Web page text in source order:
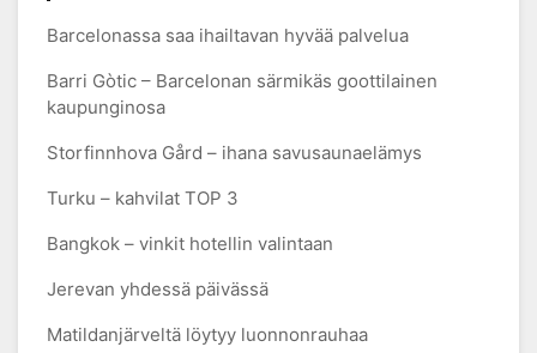
Barcelonassa saa ihailtavan hyvää palvelua
Barri Gòtic – Barcelonan särmikäs goottilainen
kaupunginosa
Storfinnhova Gård – ihana savusaunaelämys
Turku – kahvilat TOP 3
Bangkok – vinkit hotellin valintaan
Jerevan yhdessä päivässä
Matildanjärveltä löytyy luonnonrauhaa